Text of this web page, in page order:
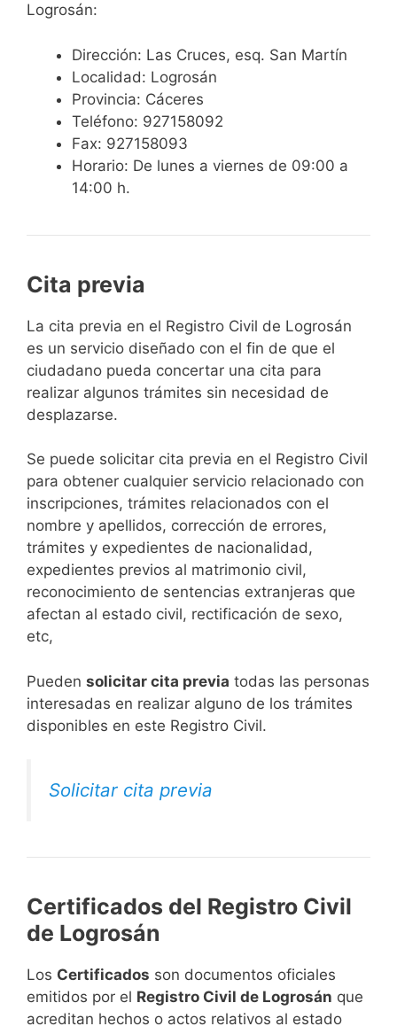
Logrosán:
Dirección: Las Cruces, esq. San Martín
Localidad: Logrosán
Provincia: Cáceres
Teléfono: 927158092
Fax: 927158093
Horario: De lunes a viernes de 09:00 a
14:00 h.
Cita previa
​​​​​​​​​​​​​​​​​​​​​​​​​​​​La cita previa en el Registro Civil de Logrosán
es un servicio diseñado con el fin de que el
ciudadano pueda concertar una cita para
realizar algunos trámites sin necesidad de
desplazarse.​
Se puede solicitar cita previa en el Registro Civil
para obtener cualquier servicio relacionado con
inscripciones, trámites relacionados con el
nombre y apellidos, corrección de errores,
trámites y expedientes de nacionalidad,
expedientes previos al matrimonio civil,
reconocimiento de sentencias extranjeras que
afectan al estado civil, rectificación de sexo,
etc,
​Pueden solicitar cita previa todas las personas
interesadas en realizar alguno de los trámites
disponibles en este Registro Civil.​
Solicitar cita previa
Certificados del Registro Civil
de Logrosán
Los Certificados son documentos oficiales
emitidos por el Registro Civil de Logrosán que
acreditan hechos o actos relativos al estado